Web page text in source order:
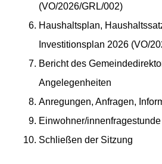
(VO/2026/GRL/002)
Haushaltsplan,
Investitionsplan 2026 (VO/
Bericht des
Angelegenheiten
Anregungen, Anfragen,
Einwohner/innenfragestunde
Schließen der Sitzung